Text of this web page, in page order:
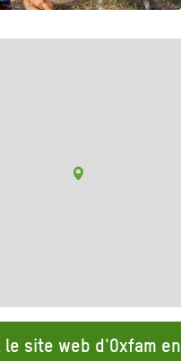
le site web d'Oxfam en